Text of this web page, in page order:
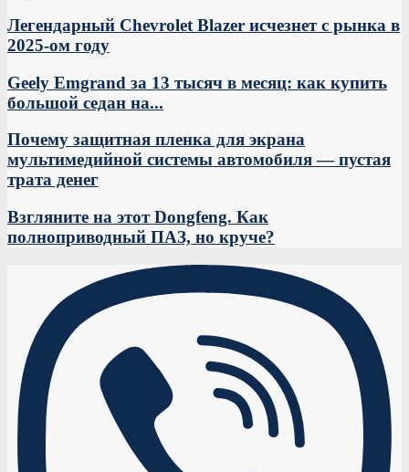
Легендарный Chevrolet Blazer исчезнет с рынка в
2025-ом году
Geely Emgrand за 13 тысяч в месяц: как купить
большой седан на...
Почему защитная пленка для экрана
мультимедийной системы автомобиля — пустая
трата денег
Взгляните на этот Dongfeng. Как
полноприводный ПАЗ, но круче?